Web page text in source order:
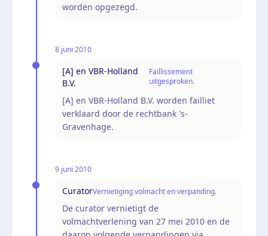
worden opgezegd.
8 juni 2010
[A] en VBR-Holland
B.V.
Faillissement
uitgesproken.
[A] en VBR-Holland B.V. worden failliet
verklaard door de rechtbank 's-
Gravenhage.
9 juni 2010
CuratorVernietiging volmacht en verpanding.
De curator vernietigt de
volmachtverlening van 27 mei 2010 en de